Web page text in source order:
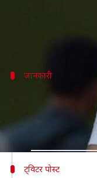
उत्तर प्रदेश के
यहां उन्हें पुलिस ने
जानकारी
वाराणसी
बुधवार को
ट्विटर पोस्ट